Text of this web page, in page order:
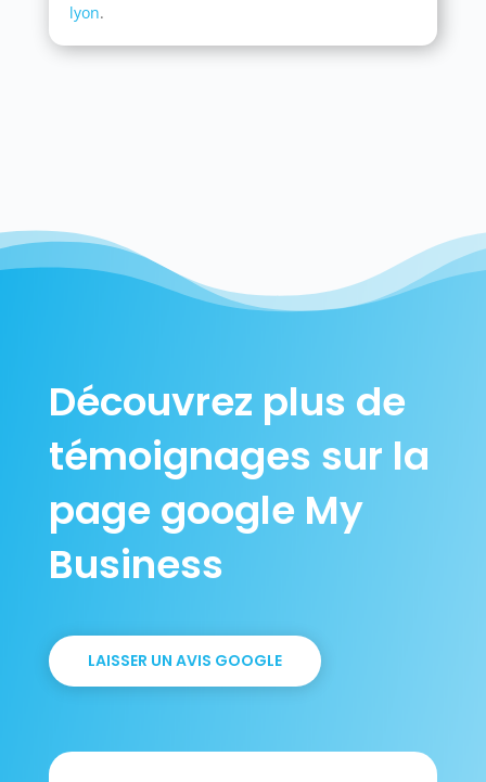
lyon.
Découvrez plus de
témoignages sur la
page google My
Business
LAISSER UN AVIS GOOGLE